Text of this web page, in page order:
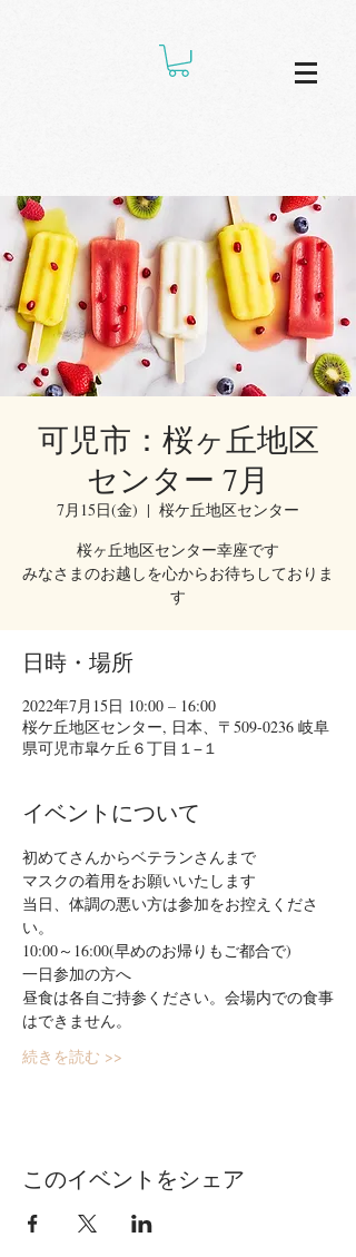
可児市：桜ヶ丘地区
センター 7月
7月15日(金)
  |
桜ケ丘地区センター
桜ヶ丘地区センター幸座です
みなさまのお越しを心からお待ちしておりま
す
日時・場所
2022年7月15日 10:00 – 16:00
桜ケ丘地区センター, 日本、〒509-0236 岐阜
県可児市皐ケ丘６丁目１−１
イベントについて
初めてさんからベテランさんまで
マスクの着用をお願いいたします
当日、体調の悪い方は参加をお控えくださ
い。
10:00～16:00(早めのお帰りもご都合で)
一日参加の方へ
昼食は各自ご持参ください。会場内での食事
はできません。
続きを読む >>
このイベントをシェア